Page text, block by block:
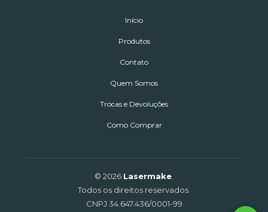
Início
Produtos
Contato
Quem Somos
Trocas e Devoluções
Como Comprar
© 2026 Lasermake
Todos os direitos reservados.
CNPJ 34.647.436/0001-99